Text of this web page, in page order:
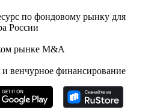
по фондовому рынку для
России
рынке M&A
венчурное финансирование